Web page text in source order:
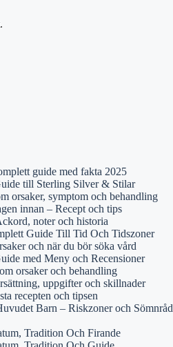
guide med fakta 2025
till Sterling Silver & Stilar
orsaker, symptom och behandling
innan – Recept och tips
noter och historia
Guide Till Tid Och Tidszoner
och när du bör söka vård
med Meny och Recensioner
orsaker och behandling
uppgifter och skillnader
recepten och tipsen
Barn – Riskzoner och Sömnråd
Tradition Och Firande